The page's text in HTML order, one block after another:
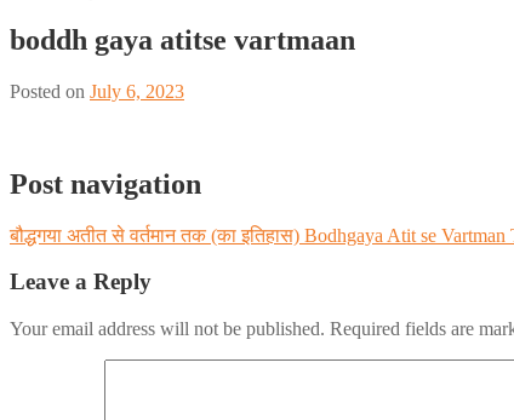
boddh gaya atitse vartmaan
Posted on July 6, 2023
Post navigation
बौद्धगया अतीत से वर्तमान तक (का इतिहास) Bodhgaya Atit se
Leave a Reply
Your email address will not be published. Required fields are